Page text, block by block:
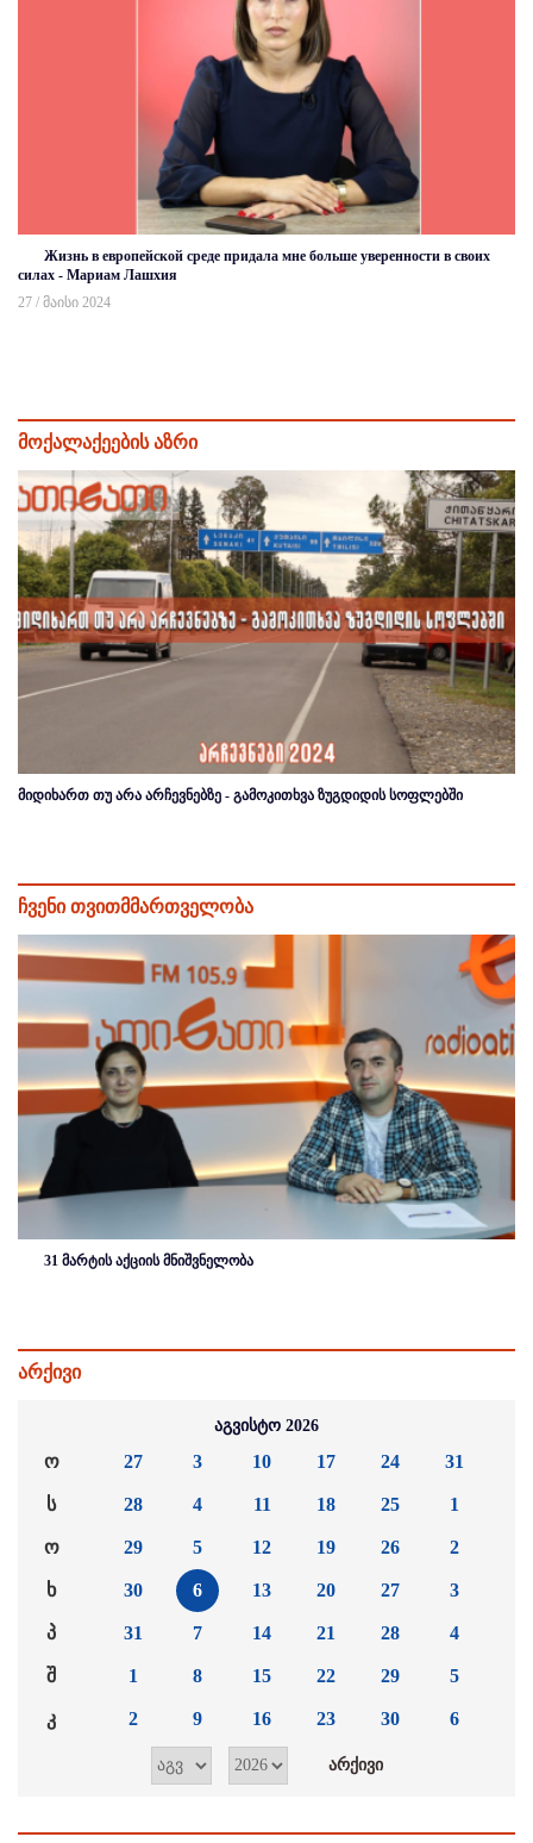
Жизнь в европейской среде придала мне больше уверенности в своих
силах - Мариам Лашхия
27 / მაისი 2024
მოქალაქეების აზრი
მიდიხართ თუ არა არჩევნებზე - გამოკითხვა ზუგდიდის სოფლებში
ჩვენი თვითმმართველობა
31 მარტის აქციის მნიშვნელობა
არქივი
აგვისტო 2026
ო
ს
ო
ხ
პ
შ
კ
27
28
29
30
31
1
2
3
4
5
6
7
8
9
10
11
12
13
14
15
16
17
18
19
20
21
22
23
24
25
26
27
28
29
30
31
1
2
3
4
5
6